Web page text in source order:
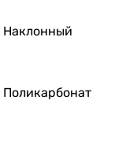
Наклонный
Поликарбонат